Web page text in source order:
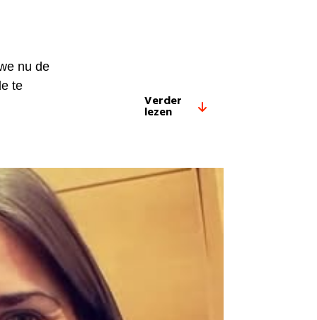
nu de
te
Verder
lezen